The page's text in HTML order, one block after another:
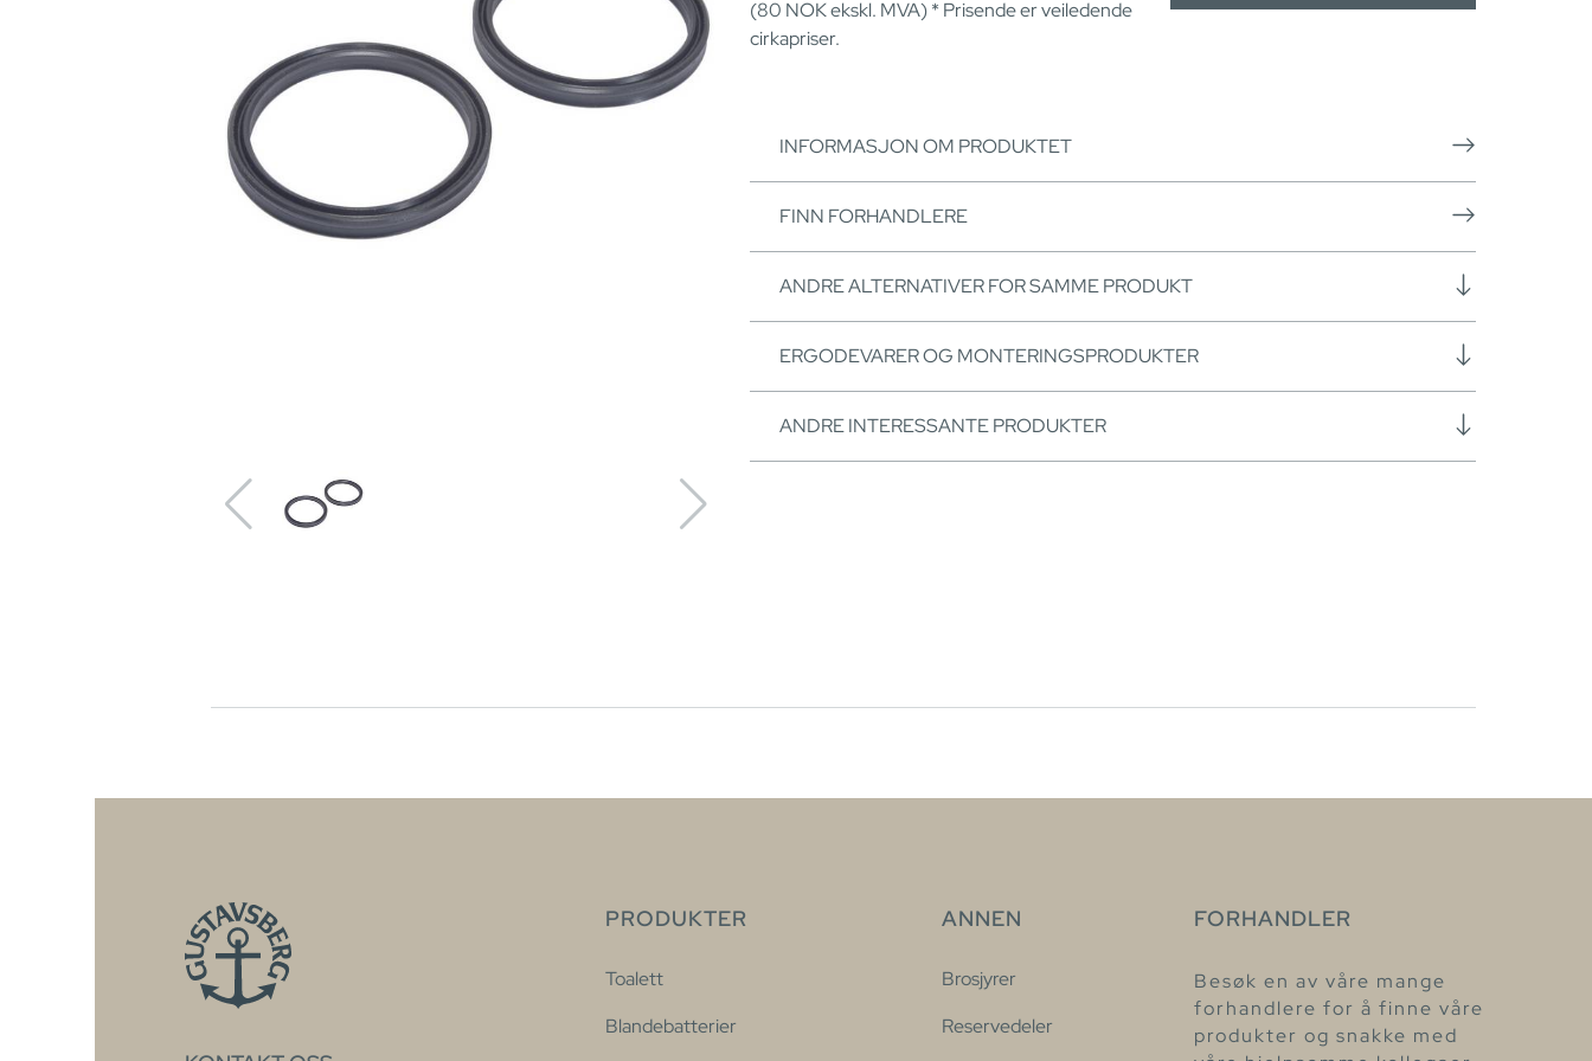
(80 NOKekskl. MVA) * Prisende er veiledende
cirkapriser.
INFORMASJON OM PRODUKTET
FINN FORHANDLERE
ANDRE ALTERNATIVER FOR SAMME PRODUKT
ERGODEVARER OG MONTERINGSPRODUKTER
ANDRE INTERESSANTE PRODUKTER
PRODUKTER
Toalett
Blandebatterier
ANNEN
Brosjyrer
Reservedeler
FORHANDLER
Besøk en av våre mange
forhandlere for å finne våre
produkter og snakke med